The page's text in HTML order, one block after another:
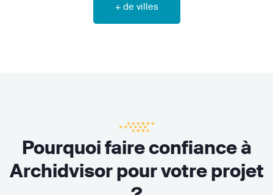
+ de villes
Pourquoi faire confiance à
Archidvisor pour votre projet